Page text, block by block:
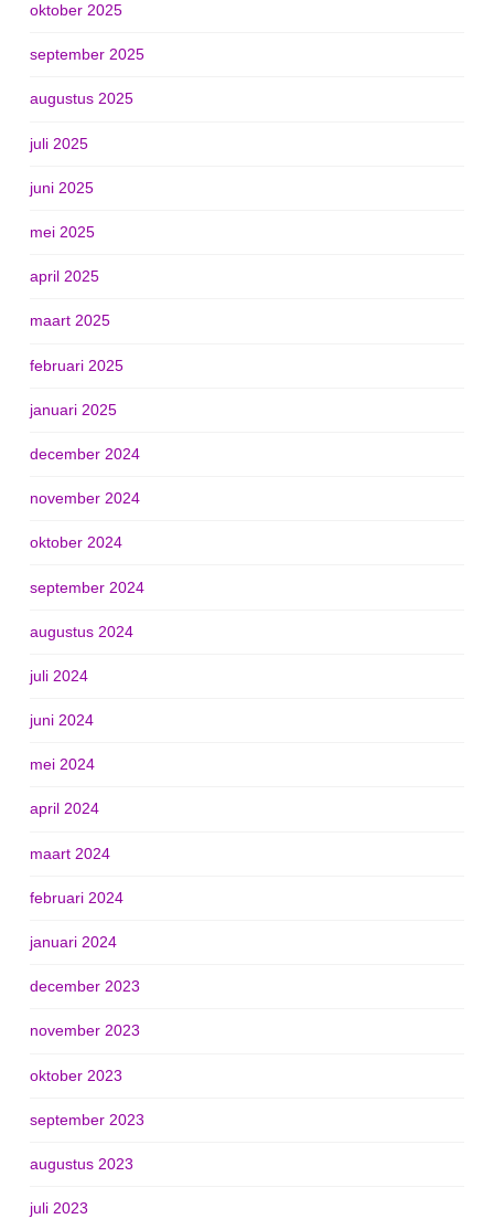
oktober 2025
september 2025
augustus 2025
juli 2025
juni 2025
mei 2025
april 2025
maart 2025
februari 2025
januari 2025
december 2024
november 2024
oktober 2024
september 2024
augustus 2024
juli 2024
juni 2024
mei 2024
april 2024
maart 2024
februari 2024
januari 2024
december 2023
november 2023
oktober 2023
september 2023
augustus 2023
juli 2023